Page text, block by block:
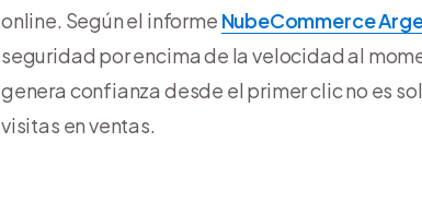
online. Según el informe NubeCommerce
seguridad por encima de la velocidad al
genera confianza desde el primer clic no es
visitas en ventas.